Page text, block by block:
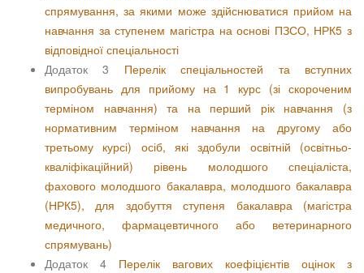
спрямування, за якими може здійснюватися прийом на
навчання за ступенем магістра на основі ПЗСО, НРК5 з
відповідної спеціальності
Додаток 3 Перелік спеціальностей та вступних
випробувань для прийому на 1 курс (зі скороченим
терміном навчання) та на перший рік навчання (з
нормативним терміном навчання на другому або
третьому курсі) осіб, які здобули освітній (освітньо-
кваліфікаційний) рівень молодшого спеціаліста,
фахового молодшого бакалавра, молодшого бакалавра
(НРК5), для здобуття ступеня бакалавра (магістра
медичного, фармацевтичного або ветеринарного
спрямувань)
Додаток 4 Перелік вагових коефіцієнтів оцінок з